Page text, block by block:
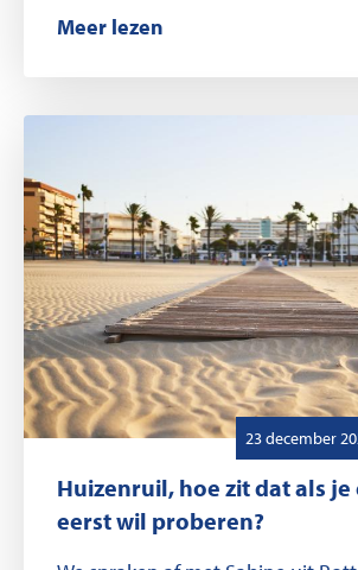
Meer lezen
23 december
Huizenruil, hoe zit dat als
eerst wil proberen?